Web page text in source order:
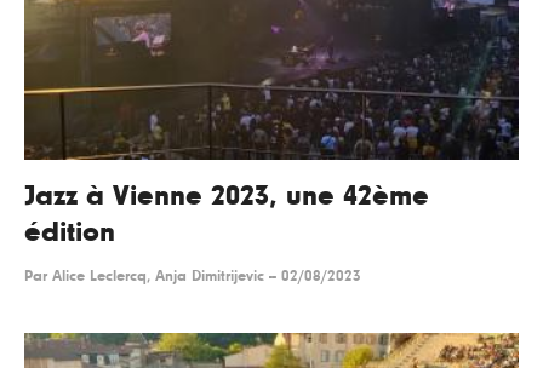
Jazz à Vienne 2023, une 42ème
édition
Par Alice Leclercq, Anja Dimitrijevic -- 02/08/2023